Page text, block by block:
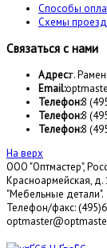
Способы
Схемы
Связаться с нами
Адрес:г.
Email:
Телефон:8
Телефон:8
Телефон:8
На верх
ООО "Оптмастер",
Красноармейская, д.
"Мебельные детали".
Телефон/факс: